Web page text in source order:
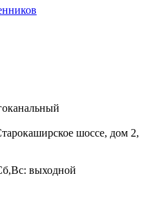
шоссе, дом 2,
выходной